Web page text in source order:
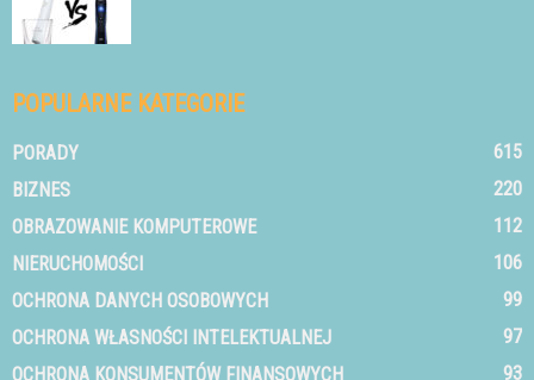
POPULARNE KATEGORIE
PORADY
615
BIZNES
220
OBRAZOWANIE KOMPUTEROWE
112
NIERUCHOMOŚCI
106
OCHRONA DANYCH OSOBOWYCH
99
OCHRONA WŁASNOŚCI INTELEKTUALNEJ
97
OCHRONA KONSUMENTÓW FINANSOWYCH
93